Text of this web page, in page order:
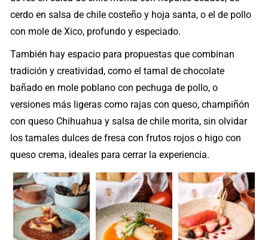
cerdo en salsa de chile costeño y hoja santa, o el de pollo
con mole de Xico, profundo y especiado.
También hay espacio para propuestas que combinan
tradición y creatividad, como el tamal de chocolate
bañado en mole poblano con pechuga de pollo, o
versiones más ligeras como rajas con queso, champiñón
con queso Chihuahua y salsa de chile morita, sin olvidar
los tamales dulces de fresa con frutos rojos o higo con
queso crema, ideales para cerrar la experiencia.